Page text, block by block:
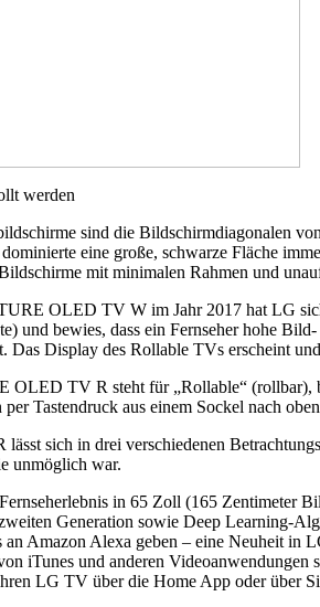
werden
sind die Bildschirmdiagonalen
eine große, schwarze Fläche
mit minimalen Rahmen und
OLED TV W im Jahr 2017 hat LG
und bewies, dass ein Fernseher hohe
Das Display des Rollable TVs erscheint
TV R steht für „Rollable“ (rollbar),
Tastendruck aus einem Sockel nach
sich in drei verschiedenen
unmöglich war.
in 65 Zoll (165 Zentimeter
Generation sowie Deep Learning-
an Amazon Alexa geben – eine Neuheit
iTunes und anderen
LG TV über die Home App oder über